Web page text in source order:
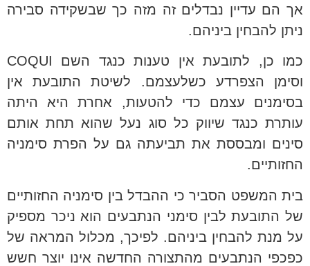
אך הם עדיין נבדלים זה מזה כך שבשקידה סבירה
ניתן להבחין ביניהם.
כמו כן, לתובעת אין טענות כנגד השם COQUI
וסימן הצפרדע כשלעצמם. לשיטת התובעת אין
בסימנים עצמם כדי להטעות, אחרת היא היתה
עותרת כנגד שיווק כל סוג נעל שהוא תחת אותם
סינים ומבססת את תביעתה גם על הפרת סימניה
החזותיים.
בית המשפט הסביר כי ההבדל בין סימניה החזותיים
של התובעת לבין סימני הנתבעים הוא ניכר מספיק
על מנת להבחין ביניהם. לפיכך, מכלול המראה של
כפכפי הנתבעים מהתצורה החדשה אינו יוצר חשש